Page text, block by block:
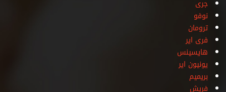
جرى
نوفو
ترومان
فرى اير
هايسينس
يونيون اير
بريميم
فريش